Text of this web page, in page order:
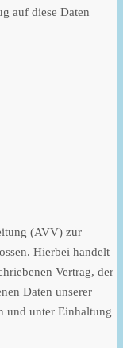
auf diese Daten
(AVV) zur
Hierbei handelt
Vertrag, der
Daten unserer
und unter Einhaltung